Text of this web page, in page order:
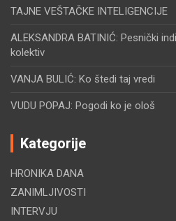
TAJNE VEŠTAČKE INTELIGENCIJE
ALEKSANDRA BATINIĆ: Pesnički
kolektiv
VANJA BULIĆ: Ko štedi taj vredi
VUDU POPAJ: Pogodi ko je ološ
Kategorije
HRONIKA DANA
ZANIMLJIVOSTI
INTERVJU